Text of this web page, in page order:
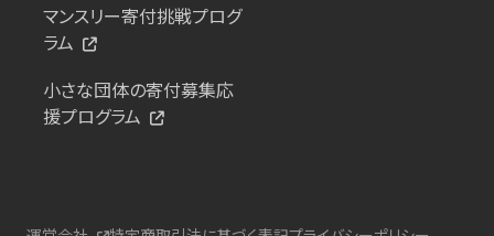
マンスリー寄付挑戦プログ
ラム
小さな団体の寄付募集応
援プログラム